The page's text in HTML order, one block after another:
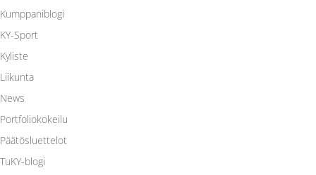
Kumppaniblogi
KY-Sport
Kyliste
Liikunta
News
Portfoliokokeilu
Päätösluettelot
TuKY-blogi